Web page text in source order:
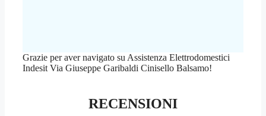
Grazie per aver navigato su Assistenza Elettrodomestici
Indesit Via Giuseppe Garibaldi Cinisello Balsamo!
RECENSIONI